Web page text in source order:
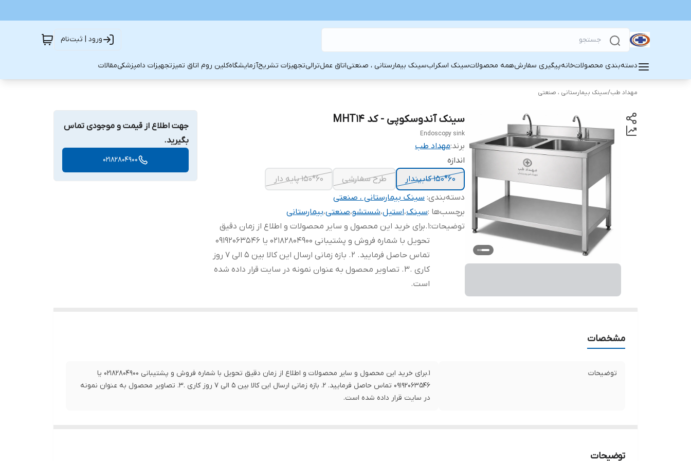
ورود | ثبت‌نام
دسته‌بندی محصولاتخانهپیگیری سفارشهمه محصولاتسینک اسکرابسینک بیمارستانی ، صنعتیاتاق عملترالیتجهیزات تشریحآزمایشگاهکلین روم اتاق تمیزتجهیزات دامپزشکیمقالات
مهداد طب/سینک بیمارستانی ، صنعتی
سینک آندوسکوپی - کد MHT14
Endoscopy sink
برند:مهداد طب
اندازه
60*150 کابیندار
طرح سفارشی
60*150 پایه دار
دسته‌بندی: سینک بیمارستانی ، صنعتی
برچسب‌ها :سینک،استیل،شستشو،صنعتی،بیمارستانی
توضیحات: 1.برای خرید این محصول و سایر محصولات و اطلاع از زمان دقیق
تحویل با شماره فروش و پشتیبانی 02182804900 یا 09192063546
تماس حاصل فرمایید. 2. بازه زمانی ارسال این کالا بین 5 الی 7 روز
کاری .3. تصاویر محصول به عنوان نمونه در سایت قرار داده شده
است.
جهت اطلاع از قیمت و موجودی تماس
بگیرید.
02182804900
مشخصات
توضیحات
1.برای خرید این محصول و سایر محصولات و اطلاع از زمان دقیق تحویل با شماره فروش و پشتیبانی 02182804900 یا
09192063546 تماس حاصل فرمایید. 2. بازه زمانی ارسال این کالا بین 5 الی 7 روز کاری .3. تصاویر محصول به عنوان نمونه
در سایت قرار داده شده است.
توضیحات